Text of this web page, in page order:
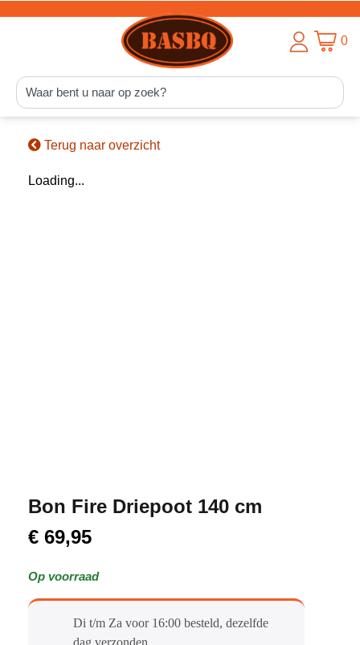
0
Terug naar overzicht
Loading...
Bon Fire Driepoot 140 cm
€ 69,95
Op voorraad
Di t/m Za voor 16:00 besteld, dezelfde
dag verzonden​